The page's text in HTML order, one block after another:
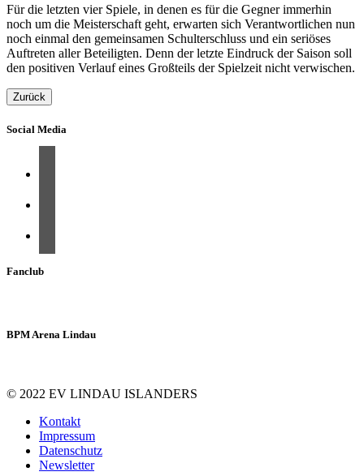
Für die letzten vier Spiele, in denen es für die Gegner immerhin
noch um die Meisterschaft geht, erwarten sich Verantwortlichen nun
noch einmal den gemeinsamen Schulterschluss und ein seriöses
Auftreten aller Beteiligten. Denn der letzte Eindruck der Saison soll
den positiven Verlauf eines Großteils der Spielzeit nicht verwischen.
Zurück
Social Media
Fanclub
BPM Arena Lindau
© 2022 EV LINDAU ISLANDERS
Kontakt
Impressum
Datenschutz
Newsletter